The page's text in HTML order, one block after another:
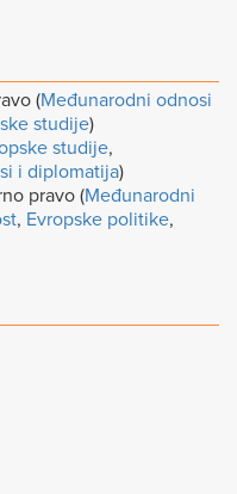
(Međunarodni odnosi
studije)
studije,
i diplomatija)
pravo (Međunarodni
, Evropske politike,